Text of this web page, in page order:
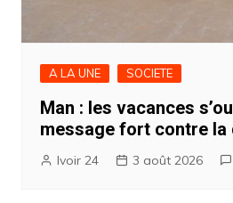
A LA UNE SOCIETE
Man : les vacances
message fort contre la
Ivoir 24 3 août 2026